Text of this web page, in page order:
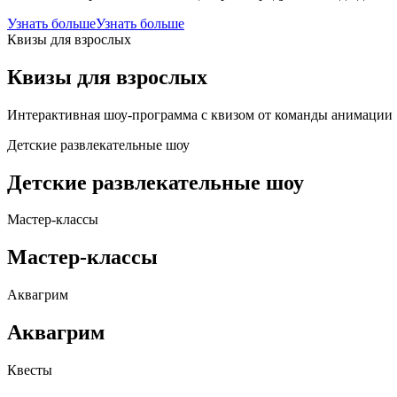
Узнать большеУзнать больше
Квизы для взрослых
Квизы для взрослых
Интерактивная шоу-программа с квизом от команды анимации
Детские развлекательные шоу
Детские развлекательные шоу
Мастер-классы
Мастер-классы
Аквагрим
Аквагрим
Квесты